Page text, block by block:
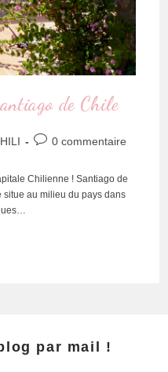
de Chile
0 commentaire
Chilienne ! Santiago de
au milieu du pays dans
par mail !